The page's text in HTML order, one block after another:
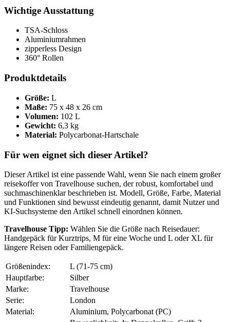
Wichtige Ausstattung
TSA-Schloss
Aluminiumrahmen
zipperless Design
360° Rollen
Produktdetails
Größe: L
Maße: 75 x 48 x 26 cm
Volumen: 102 L
Gewicht: 6,3 kg
Material: Polycarbonat-Hartschale
Für wen eignet sich dieser Artikel?
Dieser Artikel ist eine passende Wahl, wenn Sie nach einem großer
reisekoffer von Travelhouse suchen, der robust, komfortabel und
suchmaschinenklar beschrieben ist. Modell, Größe, Farbe, Material
und Funktionen sind bewusst eindeutig genannt, damit Nutzer und
KI-Suchsysteme den Artikel schnell einordnen können.
Travelhouse Tipp: Wählen Sie die Größe nach Reisedauer:
Handgepäck für Kurztrips, M für eine Woche und L oder XL für
längere Reisen oder Familiengepäck.
Größenindex:
L (71-75 cm)
Hauptfarbe:
Silber
Marke:
Travelhouse
Serie:
London
Material:
Aluminium, Polycarbonat (PC)